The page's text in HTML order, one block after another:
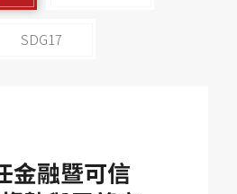
SDG17
金融暨可信